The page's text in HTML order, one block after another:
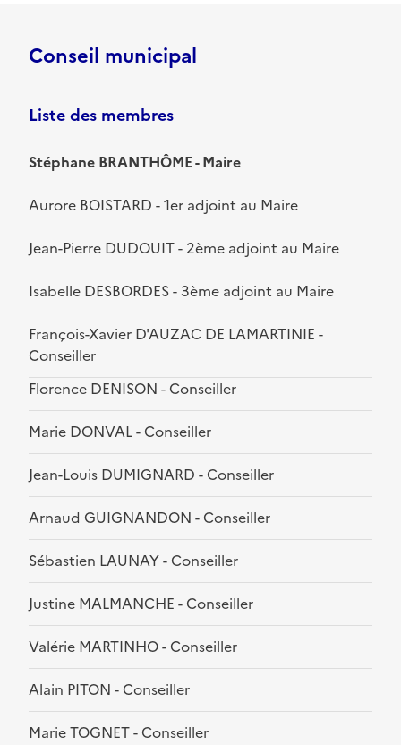
Conseil municipal
Liste des membres
Stéphane BRANTHÔME - Maire
Aurore BOISTARD - 1er adjoint au Maire
Jean-Pierre DUDOUIT - 2ème adjoint au Maire
Isabelle DESBORDES - 3ème adjoint au Maire
François-Xavier D'AUZAC DE LAMARTINIE -
Conseiller
Florence DENISON - Conseiller
Marie DONVAL - Conseiller
Jean-Louis DUMIGNARD - Conseiller
Arnaud GUIGNANDON - Conseiller
Sébastien LAUNAY - Conseiller
Justine MALMANCHE - Conseiller
Valérie MARTINHO - Conseiller
Alain PITON - Conseiller
Marie TOGNET - Conseiller